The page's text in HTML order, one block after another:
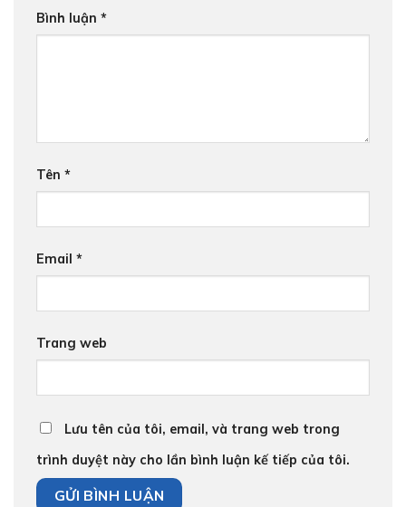
Bình luận *
Tên *
Email *
Trang web
Lưu tên của tôi, email, và trang web trong
trình duyệt này cho lần bình luận kế tiếp của tôi.